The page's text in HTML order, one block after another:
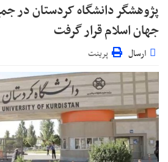
پژوهشگر دانشگاه کردستان در
جهان اسلام قرار گرفت
ارسال پرینت